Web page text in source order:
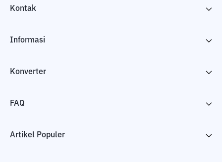
Kontak
Informasi
Konverter
FAQ
Artikel Populer